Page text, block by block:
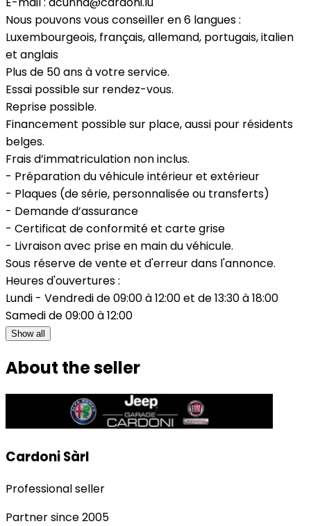
Nous pouvons vous conseiller en 6 langues :
Luxembourgeois, français, allemand, portugais, italien
et anglais
Plus de 50 ans à votre service.
Essai possible sur rendez-vous.
Reprise possible.
Financement possible sur place, aussi pour résidents
belges.
Frais d’immatriculation non inclus.
- Préparation du véhicule intérieur et extérieur
- Plaques (de série, personnalisée ou transferts)
- Demande d’assurance
- Certificat de conformité et carte grise
- Livraison avec prise en main du véhicule.
Sous réserve de vente et d'erreur dans l'annonce.
Heures d'ouvertures :
Lundi - Vendredi de 09:00 à 12:00 et de 13:30 à 18:00
Samedi de 09:00 à 12:00
Show all
About the seller
Cardoni Sàrl
Professional seller
Partner since2005